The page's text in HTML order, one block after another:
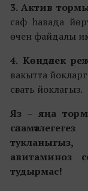
3. Актив
саф һавада
өчен файдалы
4. Көндәлек
вакытта
сәгать йоклагыз.
Яз – яңа
авитаминоз
тудырмас!